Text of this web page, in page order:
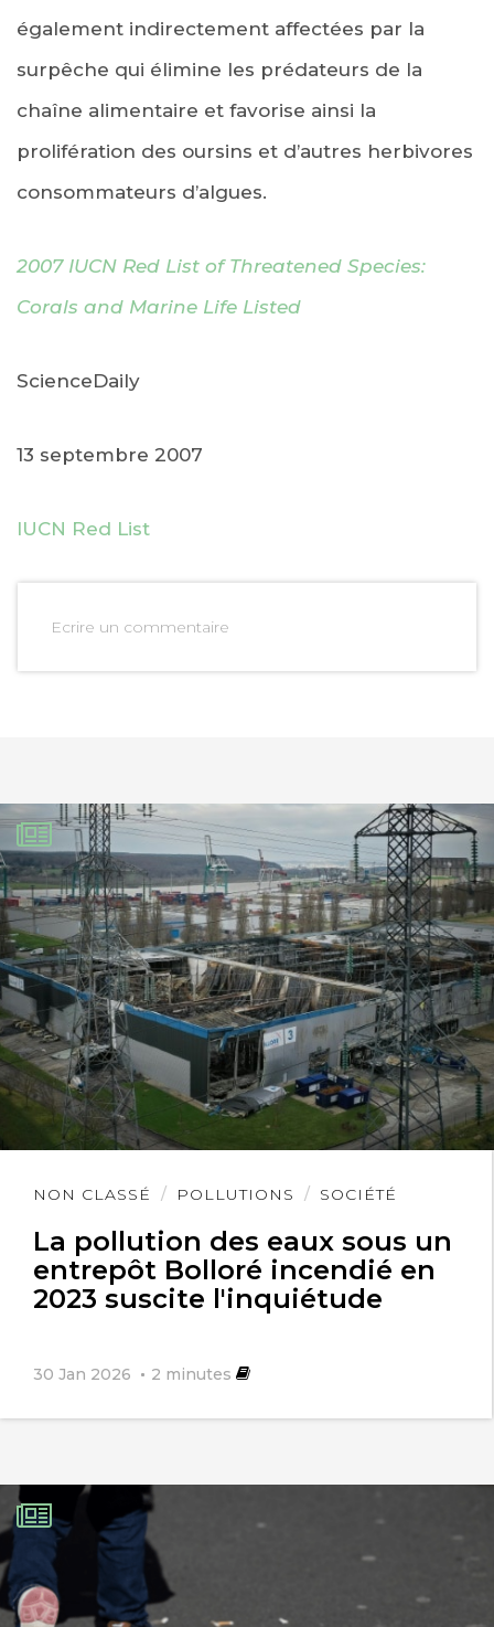
également indirectement affectées par la
surpêche qui élimine les prédateurs de la
chaîne alimentaire et favorise ainsi la
prolifération des oursins et d’autres herbivores
consommateurs d’algues.
2007 IUCN Red List of Threatened Species:
Corals and Marine Life Listed
ScienceDaily
13 septembre 2007
IUCN Red List
Ecrire un commentaire
NON CLASSÉ POLLUTIONS SOCIÉTÉ
La pollution des eaux sous un
entrepôt Bolloré incendié en
2023 suscite l'inquiétude
30 Jan 2026 2 minutes
Lire